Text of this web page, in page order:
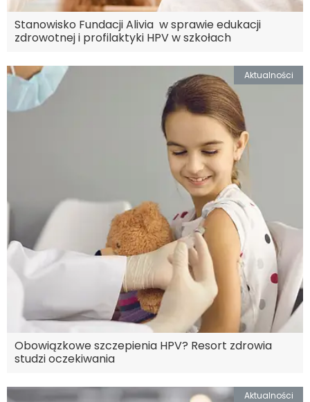
Stanowisko Fundacji Alivia w sprawie edukacji
zdrowotnej i profilaktyki HPV w szkołach
Aktualności
Obowiązkowe szczepienia HPV? Resort zdrowia
studzi oczekiwania
Aktualności